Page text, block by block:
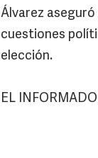
Álvarez aseguró
cuestiones
elección.
EL